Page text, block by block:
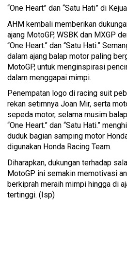
“One Heart” dan “Satu Hati” di
AHM kembali memberikan
ajang MotoGP, WSBK dan MXGP
“One Heart.” dan “Satu Hati.”
dalam ajang balap motor paling
MotoGP, untuk menginspirasi
dalam menggapai mimpi.
Penempatan logo di racing suit
rekan setimnya Joan Mir, serta
sepeda motor, selama musim
“One Heart.” dan “Satu Hati.”
duduk bagian samping motor
digunakan Honda Racing Team.
Diharapkan, dukungan terhadap
MotoGP ini semakin memotivasi
berkiprah meraih mimpi hingga di
tertinggi. (Isp)